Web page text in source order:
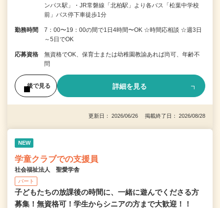
ンパス駅」・JR常磐線「北柏駅」より各バス「松葉中学校
前」バス停下車徒歩1分
勤務時間
7：00〜19：00の間で1日4時間〜OK ☆時間応相談 ☆週3日
～5日でOK
応募資格
無資格でOK、保育士または幼稚園教諭あれば尚可、年齢不
問
後で見る 詳細を見る
更新日： 2026/06/26 掲載終了日： 2026/08/28
NEW
学童クラブでの支援員
社会福祉法人 聖愛学舎
パート
子どもたちの放課後の時間に、一緒に遊んでくださる方
募集！無資格可！学生からシニアの方まで大歓迎！！